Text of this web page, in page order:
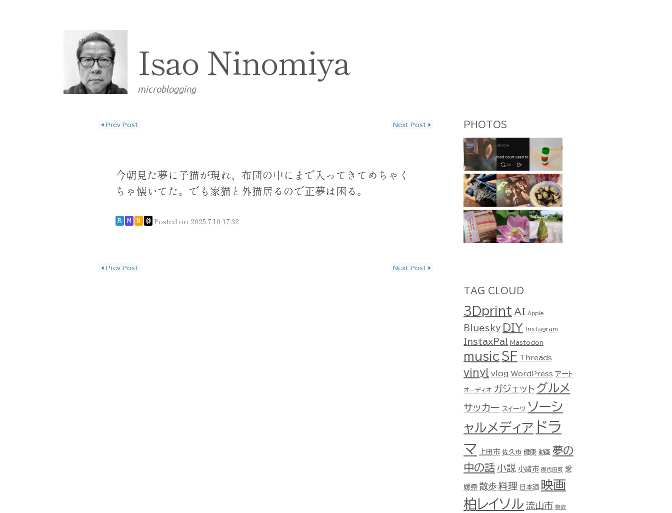
Isao Ninomiya
microblogging
◀ Prev Post Next Post ▶
今朝見た夢に子猫が現れ、布団の中にまで入ってきてめちゃく
ちゃ懐いてた。でも家猫と外猫居るので正夢は困る。
B M N @ Posted on 2025.7.10 17:32
投稿ナビゲーション
◀ Prev Post Next Post ▶
PHOTOS
TAG CLOUD
3Dprint AI Apple
Bluesky DIY Instagram
InstaxPal Mastodon
music SF Threads
vinyl vlog WordPress アート
オーディオ ガジェット グルメ
サッカー スイーツ ソーシ
ャルメディア ドラ
マ
上田市 佐久市 健康 動画 夢の
中の話 小説 小諸市 御代田町 愛
媛県 散歩 料理 日本酒 映画
柏レイソル 流山市 物欲